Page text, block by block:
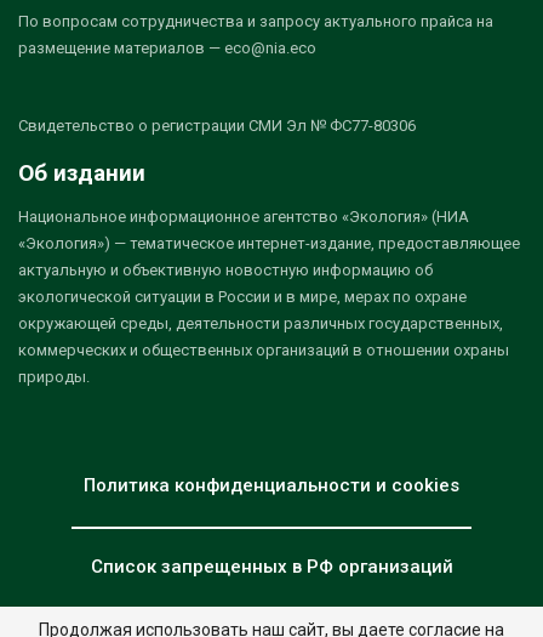
По вопросам сотрудничества и запросу актуального прайса на
размещение материалов — eco@nia.eco
Свидетельство о регистрации СМИ Эл № ФС77-80306
Об издании
Национальное информационное агентство «Экология» (НИА
«Экология») — тематическое интернет-издание, предоставляющее
актуальную и объективную новостную информацию об
экологической ситуации в России и в мире, мерах по охране
окружающей среды, деятельности различных государственных,
коммерческих и общественных организаций в отношении охраны
природы.
Политика конфиденциальности и cookies
Список запрещенных в РФ организаций
Продолжая использовать наш сайт, вы даете согласие на